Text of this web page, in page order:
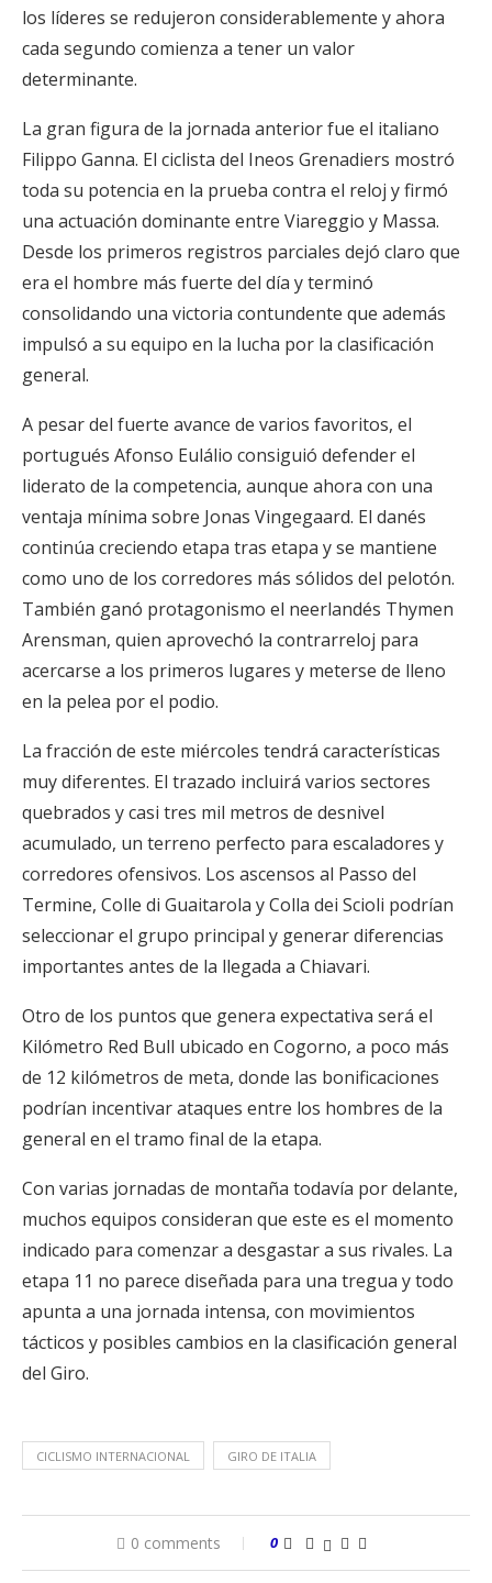
los líderes se redujeron considerablemente y ahora
cada segundo comienza a tener un valor
determinante.
La gran figura de la jornada anterior fue el italiano
Filippo Ganna. El ciclista del Ineos Grenadiers mostró
toda su potencia en la prueba contra el reloj y firmó
una actuación dominante entre Viareggio y Massa.
Desde los primeros registros parciales dejó claro que
era el hombre más fuerte del día y terminó
consolidando una victoria contundente que además
impulsó a su equipo en la lucha por la clasificación
general.
A pesar del fuerte avance de varios favoritos, el
portugués Afonso Eulálio consiguió defender el
liderato de la competencia, aunque ahora con una
ventaja mínima sobre Jonas Vingegaard. El danés
continúa creciendo etapa tras etapa y se mantiene
como uno de los corredores más sólidos del pelotón.
También ganó protagonismo el neerlandés Thymen
Arensman, quien aprovechó la contrarreloj para
acercarse a los primeros lugares y meterse de lleno
en la pelea por el podio.
La fracción de este miércoles tendrá características
muy diferentes. El trazado incluirá varios sectores
quebrados y casi tres mil metros de desnivel
acumulado, un terreno perfecto para escaladores y
corredores ofensivos. Los ascensos al Passo del
Termine, Colle di Guaitarola y Colla dei Scioli podrían
seleccionar el grupo principal y generar diferencias
importantes antes de la llegada a Chiavari.
Otro de los puntos que genera expectativa será el
Kilómetro Red Bull ubicado en Cogorno, a poco más
de 12 kilómetros de meta, donde las bonificaciones
podrían incentivar ataques entre los hombres de la
general en el tramo final de la etapa.
Con varias jornadas de montaña todavía por delante,
muchos equipos consideran que este es el momento
indicado para comenzar a desgastar a sus rivales. La
etapa 11 no parece diseñada para una tregua y todo
apunta a una jornada intensa, con movimientos
tácticos y posibles cambios en la clasificación general
del Giro.
CICLISMO INTERNACIONAL GIRO DE ITALIA
0 comments 0